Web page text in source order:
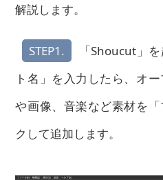
解説します。
STEP1.
「Shoucut」
ト名」を入力したら、オ
や画像、音楽など素材を
クして追加します。